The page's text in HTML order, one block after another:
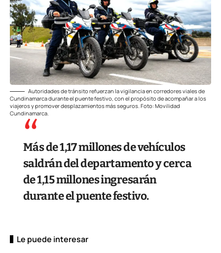
Autoridades de tránsito refuerzan la vigilancia en corredores viales de
Cundinamarca durante el puente festivo, con el propósito de acompañar a los
viajeros y promover desplazamientos más seguros. Foto: Movilidad
Cundinamarca.
Más de 1,17 millones de vehículos
saldrán del departamento y cerca
de 1,15 millones ingresarán
durante el puente festivo.
Le puede interesar